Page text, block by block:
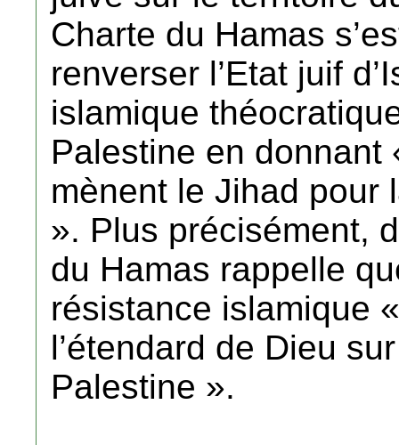
Charte du Hamas
renverser l’Etat juif
islamique
Palestine en donnant
mènent le Jihad pour
». Plus précisément,
du Hamas rappelle
résistance islamique
l’étendard de Dieu
Palestine ».